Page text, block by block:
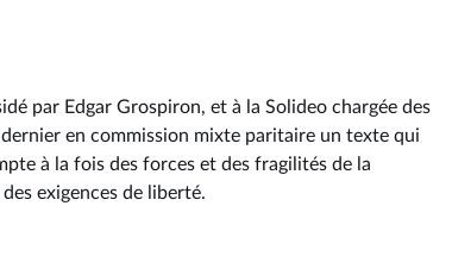
par Edgar Grospiron, et à la Solideo chargée des
en commission mixte paritaire un texte qui
à la fois des forces et des fragilités de la
exigences de liberté.